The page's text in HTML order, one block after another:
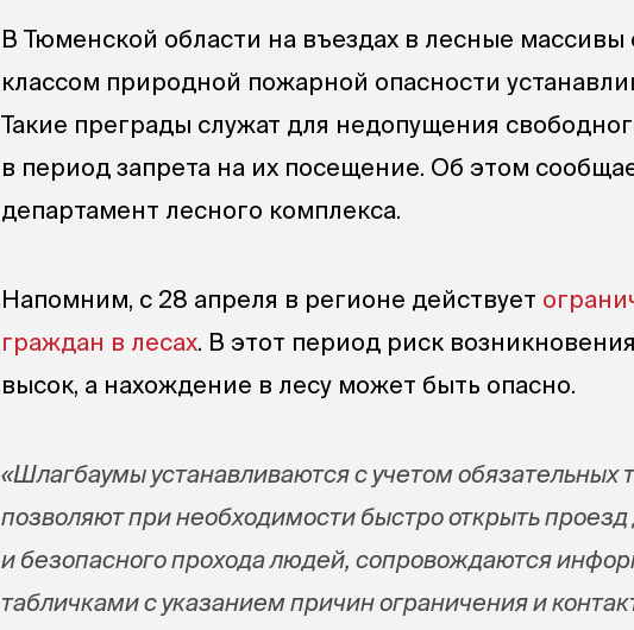
В Тюменской области на въездах в лесные
классом природной пожарной опасности
Такие преграды служат для недопущения
в период запрета на их посещение. Об этом
департамент лесного комплекса.
Напомним, с 28 апреля в регионе действует
граждан в лесах. В этот период риск
высок, а нахождение в лесу может быть опасно.
«Шлагбаумы устанавливаются с учетом обязательных
позволяют при необходимости быстро открыть
и безопасного прохода людей, сопровождаются
табличками с указанием причин ограничения и